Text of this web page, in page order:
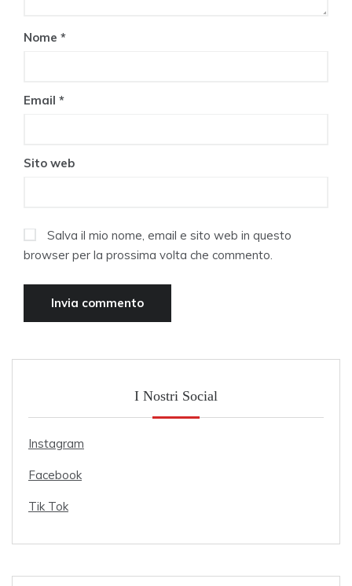
Nome *
Email *
Sito web
Salva il mio nome, email e sito web in questo
browser per la prossima volta che commento.
I Nostri Social
Instagram
Facebook
Tik Tok